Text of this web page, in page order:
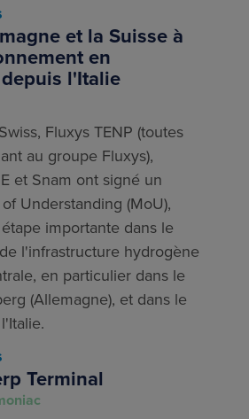
et la Suisse à
en
l'Italie
Fluxys TENP (toutes
au groupe Fluxys),
et Snam ont signé un
Understanding (MoU),
importante dans le
l'infrastructure hydrogène
en particulier dans le
(Allemagne), et dans le
Terminal